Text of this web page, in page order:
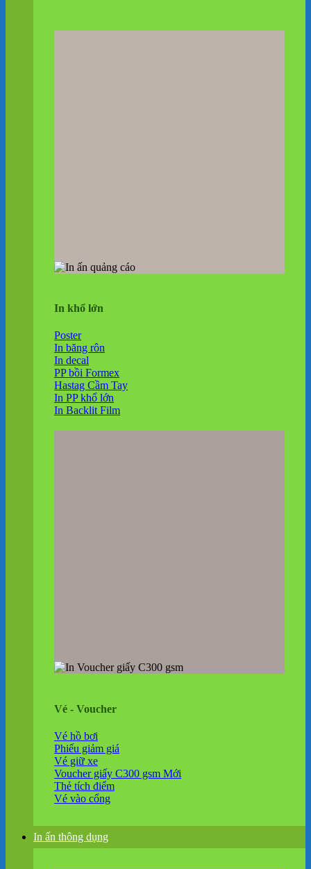
In khổ lớn
Poster
In băng rôn
In decal
PP bồi Formex
Hastag Cầm Tay
In PP khổ lớn
In Backlit Film
Vé - Voucher
Vé hồ bơi
Phiếu giảm giá
Vé giữ xe
Voucher giấy C300 gsm
Thẻ tích điểm
Vé vào cổng
In ấn thông dụng